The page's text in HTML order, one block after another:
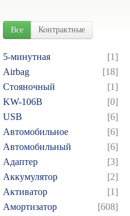
Все Контрактные
5-минутная
[1]
Airbag
[18]
Cтояночный
[1]
KW-106B
[0]
USB
[6]
Автомобильное
[6]
Автомобильный
[6]
Адаптер
[3]
Аккумулятор
[2]
Активатор
[1]
Амортизатор
[608]